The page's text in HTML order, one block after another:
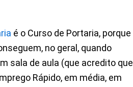
é o Curso de Portaria, porque
no geral, quando
sala de aula (que acredito que
Rápido, em média, em